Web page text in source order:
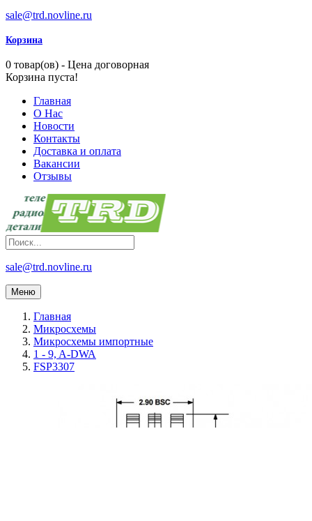
sale@trd.novline.ru
Корзина
0 товар(ов) - Цена договорная
Корзина пуста!
Главная
О Нас
Новости
Контакты
Доставка и оплата
Вакансии
Отзывы
sale@trd.novline.ru
Меню
Главная
Микросхемы
Микросхемы импортные
1 - 9, A-DWA
FSP3307